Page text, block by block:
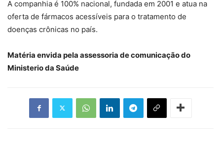
A companhia é 100% nacional, fundada em 2001 e atua na
oferta de fármacos acessíveis para o tratamento de
doenças crônicas no país.
Matéria envida pela assessoria de comunicação do
Ministerio da Saúde